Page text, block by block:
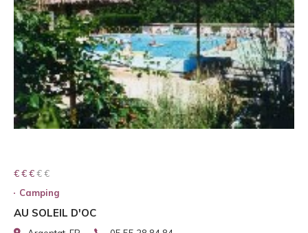
€ € € € €
€ € €
Camping
AU SOLEIL D'OC